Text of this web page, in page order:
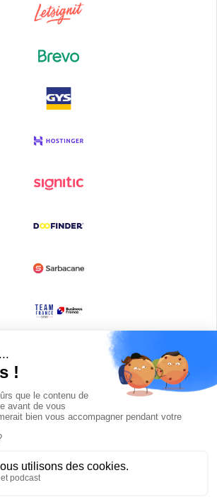
Devenir partenaire
2026,DECODE MEDIA, The Innovation Media
All Rights Reserved